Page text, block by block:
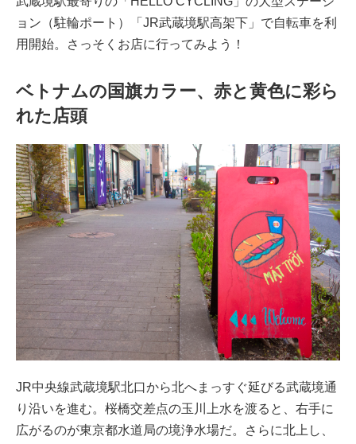
ョン（駐輪ポート）「JR武蔵境駅高架下」で自転車を利
用開始。さっそくお店に行ってみよう！
ベトナムの国旗カラー、赤と黄色に彩ら
れた店頭
JR中央線武蔵境駅北口から北へまっすぐ延びる武蔵境通
り沿いを進む。桜橋交差点の玉川上水を渡ると、右手に
広がるのが東京都水道局の境浄水場だ。さらに北上し、